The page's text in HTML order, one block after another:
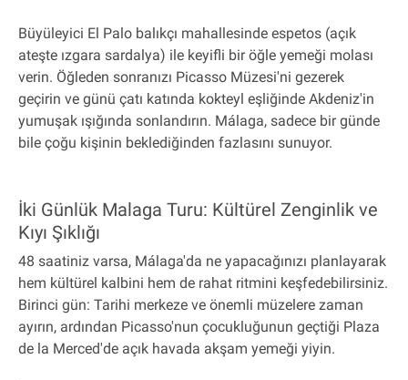
Büyüleyici El Palo balıkçı mahallesinde espetos (açık
ateşte ızgara sardalya) ile keyifli bir öğle yemeği molası
verin. Öğleden sonranızı Picasso Müzesi'ni gezerek
geçirin ve günü çatı katında kokteyl eşliğinde Akdeniz'in
yumuşak ışığında sonlandırın. Málaga, sadece bir günde
bile çoğu kişinin beklediğinden fazlasını sunuyor.
İki Günlük Malaga Turu: Kültürel Zenginlik ve
Kıyı Şıklığı
48 saatiniz varsa, Málaga'da ne yapacağınızı planlayarak
hem kültürel kalbini hem de rahat ritmini keşfedebilirsiniz.
Birinci gün: Tarihi merkeze ve önemli müzelere zaman
ayırın, ardından Picasso'nun çocukluğunun geçtiği Plaza
de la Merced'de açık havada akşam yemeği yiyin.